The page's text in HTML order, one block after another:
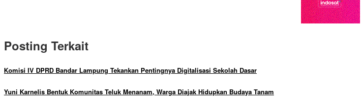
Posting Terkait
Komisi IV DPRD Bandar Lampung Tekankan Pentingnya Digitalisasi Sekolah Dasar
Yuni Karnelis Bentuk Komunitas Teluk Menanam, Warga Diajak Hidupkan Budaya Tanam